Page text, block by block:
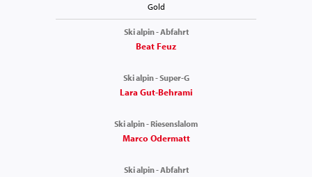
Gold
Ski alpin - Abfahrt
Beat Feuz
Ski alpin - Super-G
Lara Gut-Behrami
Ski alpin - Riesenslalom
Marco Odermatt
Ski alpin - Abfahrt